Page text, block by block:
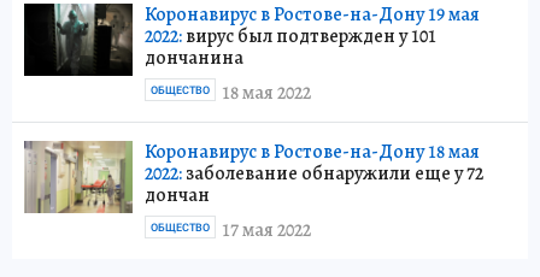
Коронавирус в Ростове-на-Дону 19 мая
2022:вирус был подтвержден у 101
дончанина
18 мая 2022
ОБЩЕСТВО
Коронавирус в Ростове-на-Дону 18 мая
2022:заболевание обнаружили еще у 72
дончан
17 мая 2022
ОБЩЕСТВО